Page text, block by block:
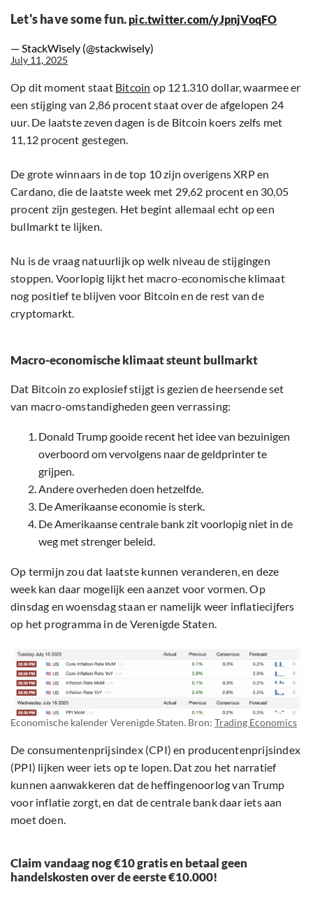
Let's have some fun. pic.twitter.com/yJpnjVoqFO
— StackWisely (@stackwisely)
July 11, 2025
Op dit moment staat Bitcoin op 121.310 dollar, waarmee er
een stijging van 2,86 procent staat over de afgelopen 24
uur. De laatste zeven dagen is de Bitcoin koers zelfs met
11,12 procent gestegen.
De grote winnaars in de top 10 zijn overigens XRP en
Cardano, die de laatste week met 29,62 procent en 30,05
procent zijn gestegen. Het begint allemaal echt op een
bullmarkt te lijken.
Nu is de vraag natuurlijk op welk niveau de stijgingen
stoppen. Voorlopig lijkt het macro-economische klimaat
nog positief te blijven voor Bitcoin en de rest van de
cryptomarkt.
Macro-economische klimaat steunt bullmarkt
Dat Bitcoin zo explosief stijgt is gezien de heersende set
van macro-omstandigheden geen verrassing:
Donald Trump gooide recent het idee van bezuinigen
overboord om vervolgens naar de geldprinter te
grijpen.
Andere overheden doen hetzelfde.
De Amerikaanse economie is sterk.
De Amerikaanse centrale bank zit voorlopig niet in de
weg met strenger beleid.
Op termijn zou dat laatste kunnen veranderen, en deze
week kan daar mogelijk een aanzet voor vormen. Op
dinsdag en woensdag staan er namelijk weer inflatiecijfers
op het programma in de Verenigde Staten.
Economische kalender Verenigde Staten. Bron: Trading Economics
De consumentenprijsindex (CPI) en producentenprijsindex
(PPI) lijken weer iets op te lopen. Dat zou het narratief
kunnen aanwakkeren dat de heffingenoorlog van Trump
voor inflatie zorgt, en dat de centrale bank daar iets aan
moet doen.
Claim vandaag nog €10 gratis en betaal geen
handelskosten over de eerste €10.000!